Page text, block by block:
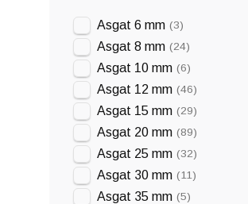
Asgat 6 mm (3)
Asgat 8 mm (24)
Asgat 10 mm (6)
Asgat 12 mm (46)
Asgat 15 mm (29)
Asgat 20 mm (89)
Asgat 25 mm (32)
Asgat 30 mm (11)
Asgat 35 mm (5)